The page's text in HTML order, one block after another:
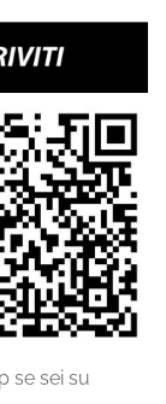
se sei su